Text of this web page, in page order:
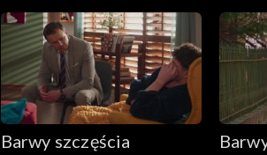
Barwy szczęścia